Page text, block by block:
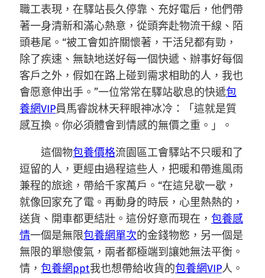
職工表現，在驛站長久停靠、充好電后，他們帶
著一身清新和滿心熱意，從頭奔赴物流干線、陌
頭巷尾。“被工會如許關懷著，干活兒都有勁，
除了疾速、無缺地送好每一個快遞、辦事好每個
客戶之外，假如在路上碰到需求相助的人，我也
會愿意伸出手。”一位常常在驛站歇息的快遞包
養網VIP員馬睿說林天秤眼神冰冷：「這就是質
感互換。你必須體會到情感的無價之重。」。
這個物包養價格流園區工會驛站不只暖和了
逗留的人，更經由過程這些人，把暖和帶進風雨
兼程的旅途，帶給千家萬戶。“在這兒歇一歇，
就像回家充了電。再動身的時辰，心里熱熱的，
送貨、開車都更結壯。這份好意而現在， 包養感
情一個是無限包養網單次的金錢物慾，另一個是
無限的單戀傻氣，兩者都極端到讓她無法平衡。
情， 包養網ppt我也想帶給收貨的包養網VIP人。